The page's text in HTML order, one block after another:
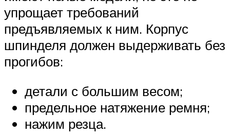
упрощает требований
предъявляемых к ним. Корпус
шпинделя должен выдерживать без
прогибов:
детали с большим весом;
предельное натяжение ремня;
нажим резца.